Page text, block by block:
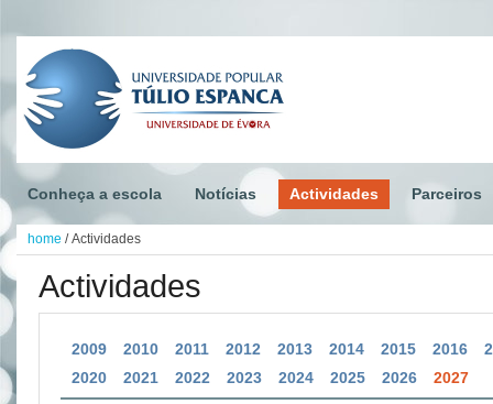
Conheça a escola Notícias Actividades Parceiros
home / Actividades
Actividades
2009 2010 2011 2012 2013 2014 2015 2016
2020
2021 2022 2023 2024 2025 2026 2027